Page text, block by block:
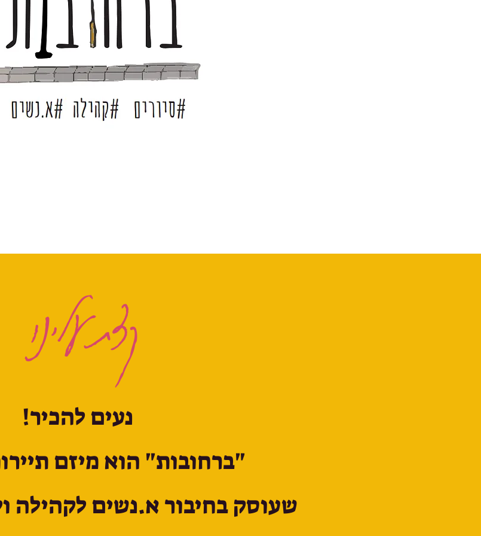
קצת עלינו
נעים להכיר!
"ברחובות" הוא מיזם
שעוסק בחיבור א.נשים לקהילה